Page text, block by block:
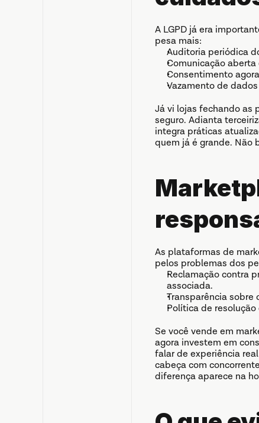
A LGPD já era
pesa mais:
Auditoria periódica
Comunicação
Consentimento
Vazamento de
Já vi lojas fechando as
seguro. Adianta
integra práticas
quem já é grande. Não
As plataformas de
pelos problemas dos
Reclamação contra
associada.
Transparência sobre
Política de
Se você vende em
agora investem em
falar de experiência
cabeça com
diferença aparece na